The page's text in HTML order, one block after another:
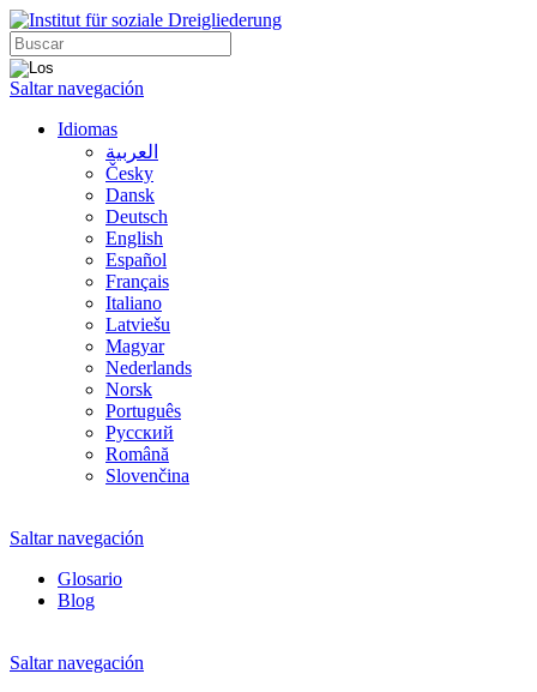
Saltar navegación
Idiomas
العربية
Česky
Dansk
Deutsch
English
Español
Français
Italiano
Latviešu
Magyar
Nederlands
Norsk
Português
Русский
Română
Slovenčina
Saltar navegación
Glosario
Blog
Saltar navegación